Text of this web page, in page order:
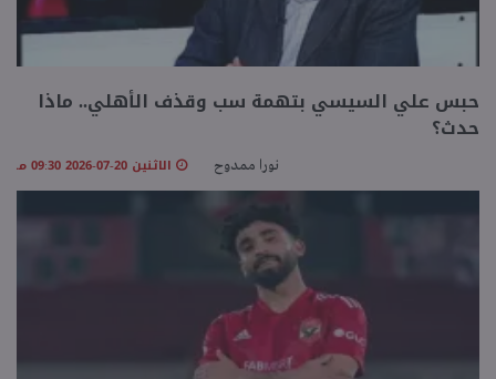
حبس علي السيسي بتهمة سب وقذف الأهلي.. ماذا
حدث؟
نورا ممدوح الاثنين 20-07-2026 09:30 مـ